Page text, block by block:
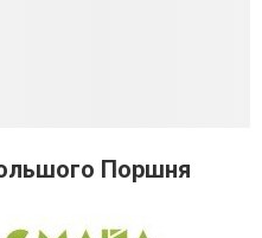
Поршня